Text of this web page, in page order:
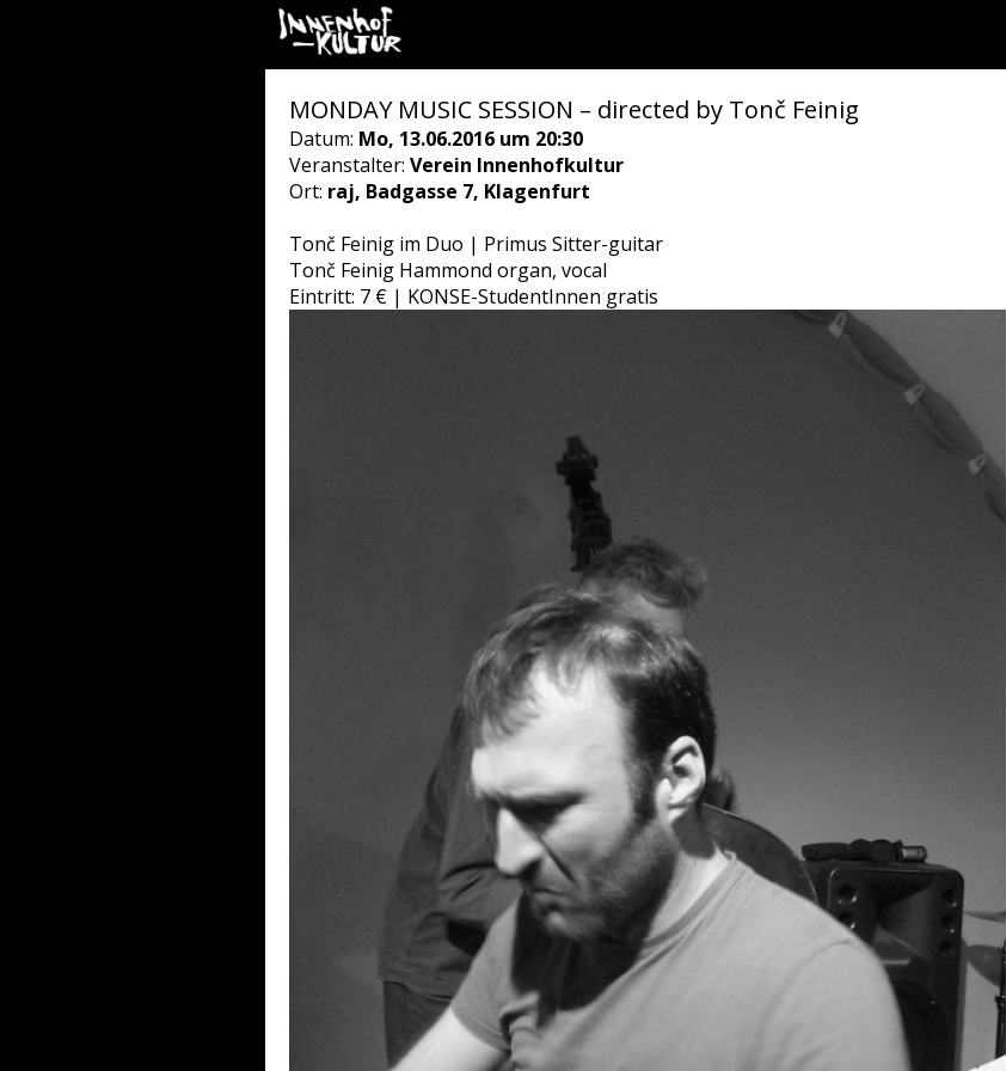
MONDAY MUSIC SESSION – directed by Tonč Feinig
Datum: Mo, 13.06.2016 um 20:30
Veranstalter: Verein Innenhofkultur
Ort: raj, Badgasse 7, Klagenfurt
Tonč Feinig im Duo | Primus Sitter-guitar
Tonč Feinig Hammond organ, vocal
Eintritt: 7 € | KONSE-StudentInnen gratis